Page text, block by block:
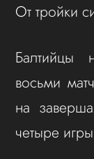
От тройки
Балтийцы
восьми
на
четыре